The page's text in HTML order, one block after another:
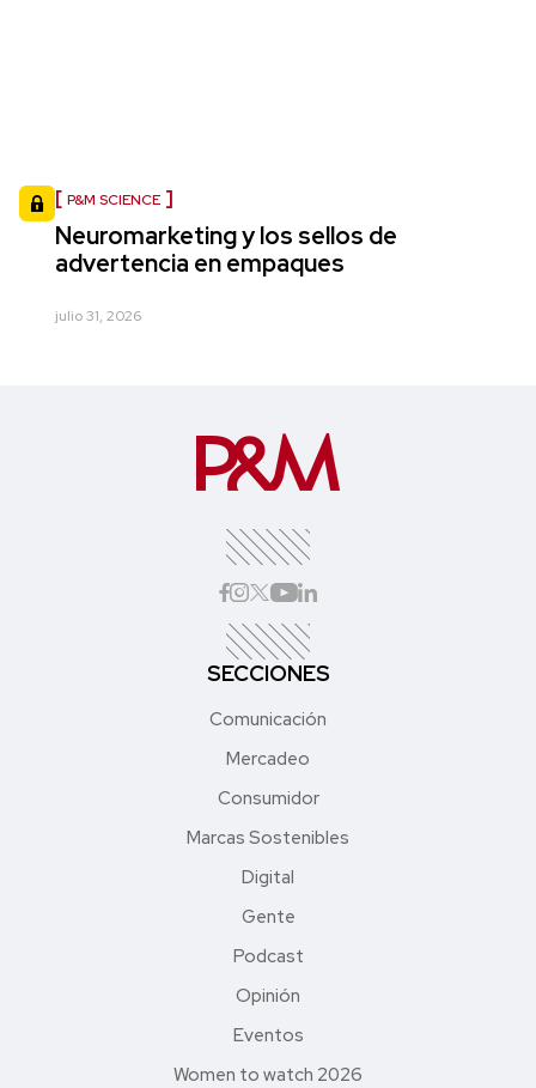
P&M SCIENCE
Neuromarketing y los sellos de
advertencia en empaques
julio 31, 2026
SECCIONES
Comunicación
Mercadeo
Consumidor
Marcas Sostenibles
Digital
Gente
Podcast
Opinión
Eventos
Women to watch 2026